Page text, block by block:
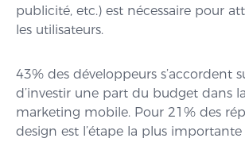
publicité, etc.) est nécessaire pour
les utilisateurs.
43% des développeurs s’accordent
d’investir une part du budget dans
marketing mobile. Pour 21% des
design est l’étape la plus